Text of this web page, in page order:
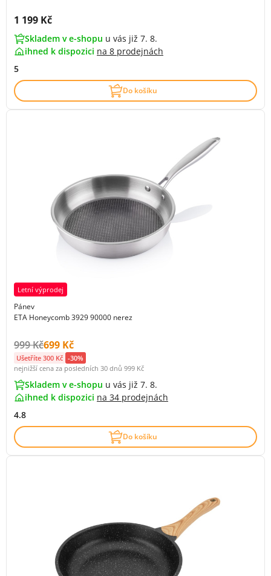
Cena s DPH:
1 199 Kč
Skladem v e-shopu u vás již 7. 8.
ihned k dispozici na 8 prodejnách
5
Do košíku
Letní výprodej
Pánev
ETA Honeycomb 3929 90000 nerez
Původní cena s DPH:
999 KčCena s DPH:
699 Kč
Ušetříte 300 Kč -30%
nejnižší cena za posledních 30 dnů 999 Kč
Skladem v e-shopu u vás již 7. 8.
ihned k dispozici na 34 prodejnách
4.8
Do košíku